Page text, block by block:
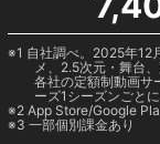
1 自社調べ。2025年12
メ、2.5次元・舞台
各社の定額制動画サ
ーズ1シーズンごとに
2 App Store/Google
3 一部個別課金あり